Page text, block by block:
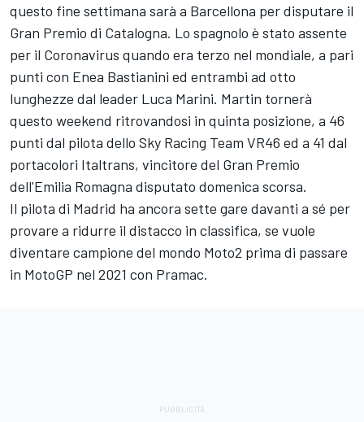
questo fine settimana sarà a Barcellona per disputare il
Gran Premio di Catalogna. Lo spagnolo è stato assente
per il Coronavirus quando era terzo nel mondiale, a pari
punti con Enea Bastianini ed entrambi ad otto
lunghezze dal leader Luca Marini. Martin tornerà
questo weekend ritrovandosi in quinta posizione, a 46
punti dal pilota dello Sky Racing Team VR46 ed a 41 dal
portacolori Italtrans, vincitore del Gran Premio
dell'Emilia Romagna disputato domenica scorsa.
Il pilota di Madrid ha ancora sette gare davanti a sé per
provare a ridurre il distacco in classifica, se vuole
diventare campione del mondo Moto2 prima di passare
in MotoGP nel 2021 con Pramac.